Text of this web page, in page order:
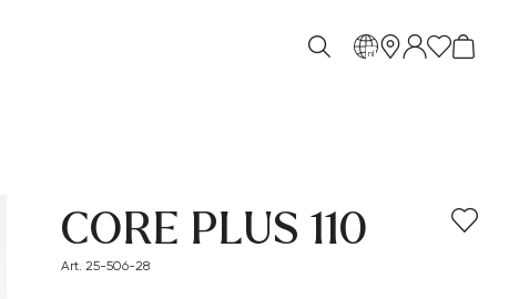
nl
CORE PLUS 110
Art. 25-506-28